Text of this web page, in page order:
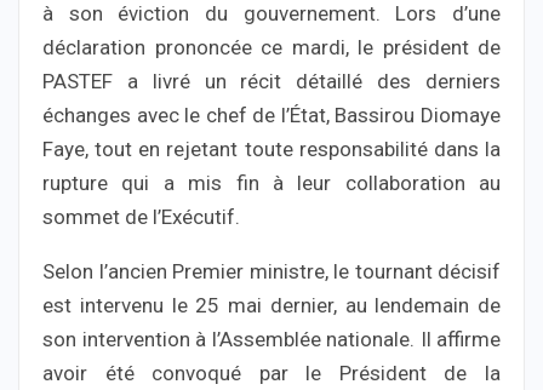
à son éviction du gouvernement. Lors d’une
déclaration prononcée ce mardi, le président de
PASTEF a livré un récit détaillé des derniers
échanges avec le chef de l’État, Bassirou Diomaye
Faye, tout en rejetant toute responsabilité dans la
rupture qui a mis fin à leur collaboration au
sommet de l’Exécutif.
Selon l’ancien Premier ministre, le tournant décisif
est intervenu le 25 mai dernier, au lendemain de
son intervention à l’Assemblée nationale. Il affirme
avoir été convoqué par le Président de la